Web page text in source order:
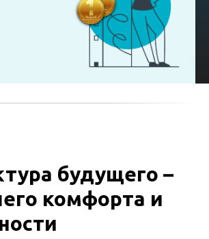
будущего –
комфорта и